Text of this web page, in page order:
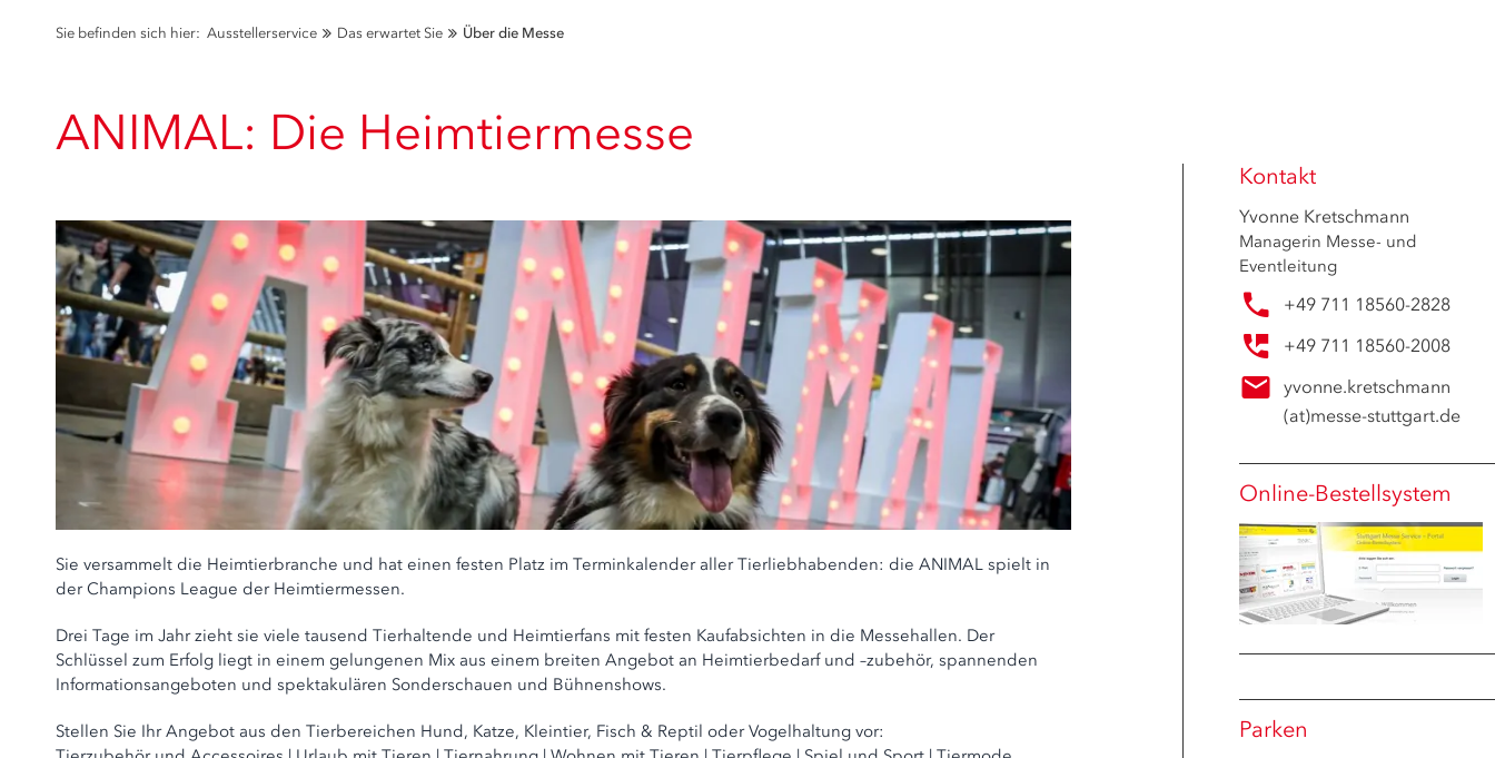
Sie befinden sich hier: Ausstellerservice Das erwartet Sie Über die Messe
ANIMAL: Die Heimtiermesse
Sie versammelt die Heimtierbranche und hat einen festen Platz im Terminkalender aller Tierliebhabenden: die ANIMAL spielt in
der Champions League der Heimtiermessen.
Drei Tage im Jahr zieht sie viele tausend Tierhaltende und Heimtierfans mit festen Kaufabsichten in die Messehallen. Der
Schlüssel zum Erfolg liegt in einem gelungenen Mix aus einem breiten Angebot an Heimtierbedarf und –zubehör, spannenden
Informationsangeboten und spektakulären Sonderschauen und Bühnenshows.
Stellen Sie Ihr Angebot aus den Tierbereichen Hund, Katze, Kleintier, Fisch & Reptil oder Vogelhaltung vor:
Kontakt
Yvonne Kretschmann
Managerin Messe- und
Eventleitung
+49 711 18560-2828
+49 711 18560-2008
yvonne.kretschmann
(at)messe-stuttgart.de
Online-Bestellsystem
Parken